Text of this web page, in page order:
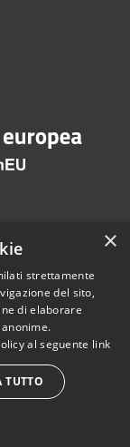
© 2026 • Portale
• Powered by
•
Accesso
redazione
×
strettamente
del sito,
di elaborare
al seguente link
TUTTO